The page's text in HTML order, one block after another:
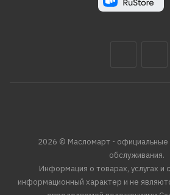
2026 © Масломарт -
обслуживания.
Информация о товарах, услугах
информационный характер и не